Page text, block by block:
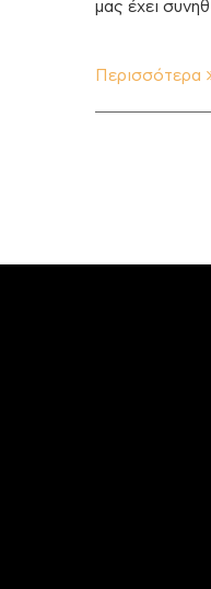
μας έχει
Περισσότερα